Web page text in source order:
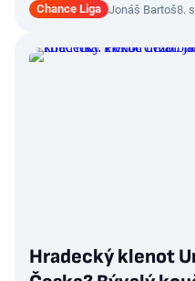
Chance Liga Jonáš Bartoš8.
Hradecký klenot